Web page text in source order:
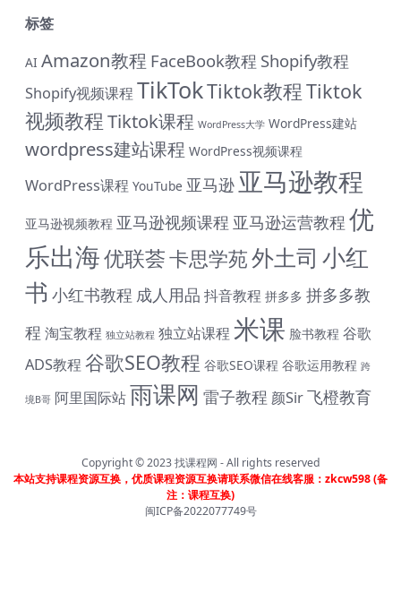
标签
AI Amazon教程 FaceBook教程 Shopify教程
Shopify视频课程 TikTokTiktok教程Tiktok
视频教程Tiktok课程 WordPress大学 WordPress建站
wordpress建站课程 WordPress视频课程
WordPress课程 YouTube 亚马逊 亚马逊教程
亚马逊视频教程 亚马逊视频课程 亚马逊运营教程 优
乐出海优联荟卡思学苑外土司 小红
书 小红书教程 成人用品 抖音教程 拼多多 拼多多教
程 淘宝教程 独立站教程 独立站课程 米课 脸书教程 谷歌
ADS教程 谷歌SEO教程 谷歌SEO课程 谷歌运用教程 跨
境B哥 阿里国际站雨课网 雷子教程 颜Sir飞橙教育
Copyright © 2023找课程网 - All rights reserved
本站支持课程资源互换，优质课程资源互换请联系微信在线客服：zkcw598 (备
注：课程互换)
闽ICP备2022077749号
# 与君同行 共赴前程 购课钜惠 #
终身SVIP会员限时 1399 元（原价1999元）| 《外土司全
系列课程》共计17套打包价599元（原价799直降200元|
含近期解码新课） | 《米课全系列课程》打包价599元
（原价699直降100元|含近期解码新课） | 《帮课大学全系
799直降300元|含近期解码新课 | 凡单次购买课程原价超
过300元，享受原价7折购课钜惠！！